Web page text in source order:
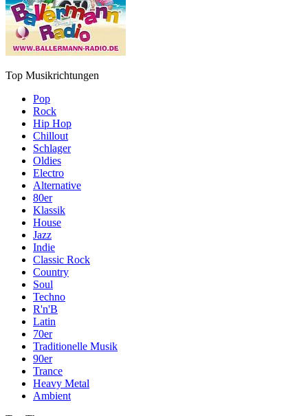
Top Musikrichtungen
Pop
Rock
Hip Hop
Chillout
Schlager
Oldies
Electro
Alternative
80er
Klassik
House
Jazz
Indie
Classic Rock
Country
Soul
Techno
R'n'B
Latin
70er
Traditionelle Musik
90er
Trance
Heavy Metal
Ambient